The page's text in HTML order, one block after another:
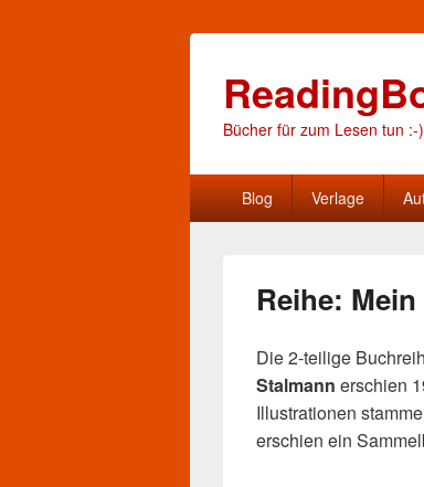
Bücher für zum Lesen tun :-)
Hauptmenü
Blog Verlage
Reihe:
Die 2-teilige
Stalmann erschien
Illustrationen
erschien ein